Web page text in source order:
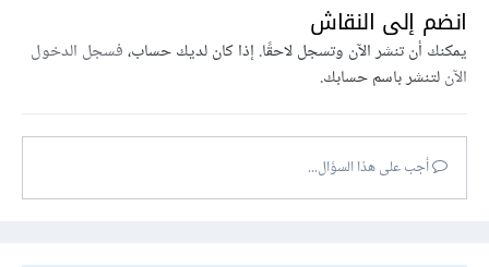
انضم إلى النقاش
يمكنك أن تنشر الآن وتسجل لاحقًا. إذا كان لديك حساب،فسجل الدخول
الآنلتنشر باسم حسابك.
أجب على هذا السؤال...